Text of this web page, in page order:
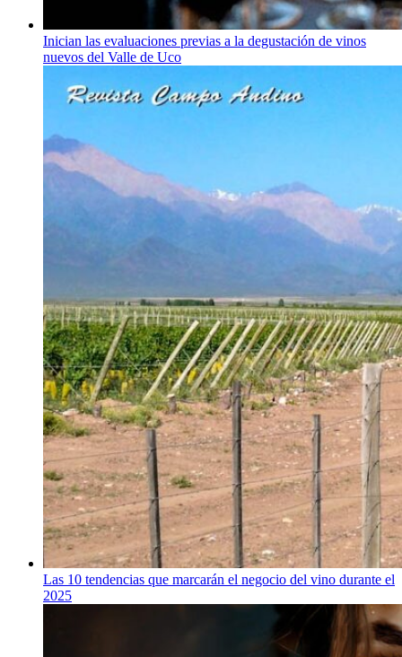
Inician las evaluaciones previas a la degustación de vinos
nuevos del Valle de Uco
Las 10 tendencias que marcarán el negocio del vino durante el
2025